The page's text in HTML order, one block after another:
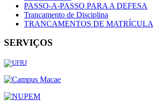
PASSO-A-PASSO PARA A DEFESA
Trancamento de Disciplina
TRANCAMENTOS DE MATRÍCULA
SERVIÇOS